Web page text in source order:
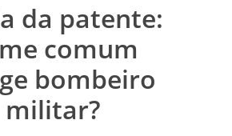
da patente:
comum
bombeiro
militar?